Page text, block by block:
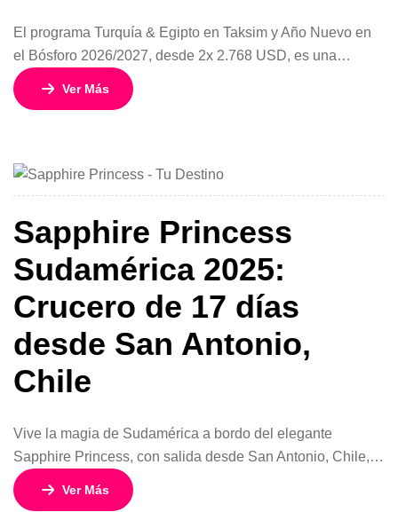
El programa Turquía & Egipto en Taksim y Año Nuevo en
el Bósforo 2026/2027, desde 2x 2.768 USD, es una
experiencia diseñada para viajeros que desean cerrar el
año viviendo dos destinos legendarios en un solo
Ver Más
Sapphire Princess
Sudamérica 2025:
Crucero de 17 días
desde San Antonio,
Chile
Vive la magia de Sudamérica a bordo del elegante
Sapphire Princess, con salida desde San Antonio, Chile, el
6 de diciembre de 2025. Este exclusivo crucero de 17 días
y 16 noches combina paisajes naturales, ciudades
Ver Más